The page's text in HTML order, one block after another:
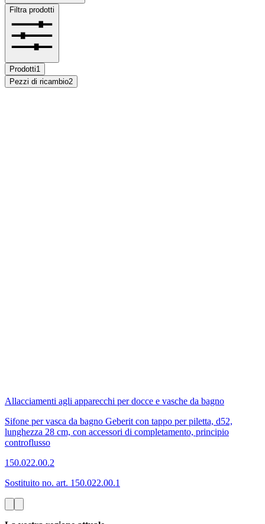
Filtra prodotti
Prodotti1
Pezzi di ricambio2
Allacciamenti agli apparecchi per docce e vasche da bagno
Sifone per vasca da bagno Geberit con tappo per piletta, d52,
lunghezza 28 cm, con accessori di completamento, principio
controflusso
150.022.00.2
Sostituito no. art. 150.022.00.1